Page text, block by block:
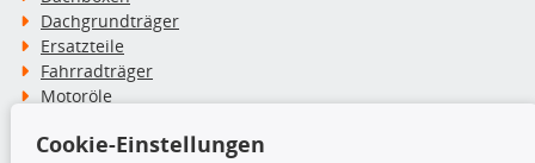
Dachgrundträger
Ersatzteile
Fahrradträger
Motoröle
Schneeketten
Cookie-Einstellungen